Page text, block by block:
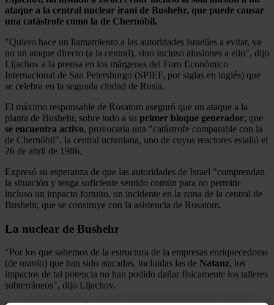
ataque a la central nuclear iraní de Bushehr, que puede causar
una catástrofe como la de Chernóbil.
"Quiero hace un llamamiento a las autoridades israelíes a evitar, ya
no un ataque directo (a la central), sino incluso alusiones a ello", dijo
Lijachov a la prensa en los márgenes del Foro Económico
Internacional de San Petersburgo (SPIEF, por siglas en inglés) que
se celebra en la segunda ciudad de Rusia.
El máximo responsable de Rosatom aseguró que un ataque a la
planta de Bushehr, sobre todo a su primer bloque generador, que
se encuentra activo, provocaría una "catástrofe comparable con la
de Chernóbil", la central ucraniana, uno de cuyos reactores estalló el
26 de abril de 1986.
Expresó su esperanza de que las autoridades de Israel "comprendan
la situación y tenga suficiente sentido común para no permitir
incluso un impacto fortuito, un incidente en la zona de la central de
Bushehr, que se construye con la asistencia de Rosatom.
La nuclear de Bushehr
"Por los que sabemos de la estructura de la empresas enriquecedoras
(de uranio) que han sido atacadas, incluidas las de Natanz, los
impactos de tal potencia no han podido dañar físicamente los talleres
subterráneos", dijo Lijachov.